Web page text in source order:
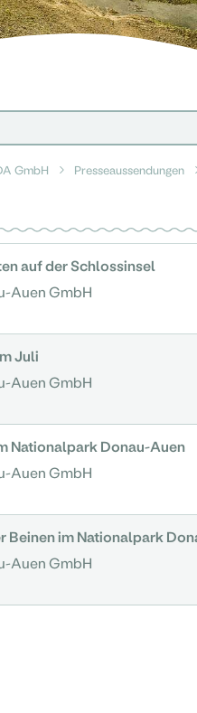
GmbH Presseaussendungen
auf der Schlossinsel
Auen GmbH
Juli
Auen GmbH
Nationalpark Donau-Auen
Auen GmbH
Beinen im Nationalpark
Auen GmbH